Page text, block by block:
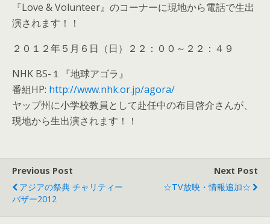
『Love & Volunteer』のコーナーに現地から電話で生出
演されます！！
２０１２年５月６日（日）２２：００～２２：４９
NHK BS-１『地球アゴラ』
番組HP: http://www.nhk.or.jp/agora/
ヤップ州に小学校教員として赴任中の布目啓介さんが、
現地から生出演されます！！
Previous Post
アジアの祭典 チャリティー
バザー2012
Next Post
☆TV放映・情報追加☆